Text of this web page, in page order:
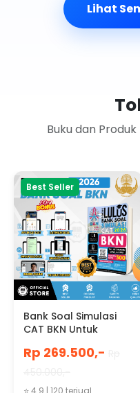
Lihat
Buku dan
Best Seller
Bank Soal Simulasi
CAT BKN Untuk
PPPK 2026/2027
Rp 269.500,-